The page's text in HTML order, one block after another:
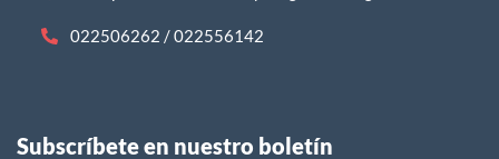
022506262 / 022556142
Subscríbete en nuestro boletín​